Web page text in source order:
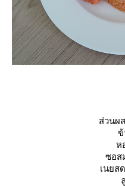
ส่วนผ
ห
ซอส
เนยส